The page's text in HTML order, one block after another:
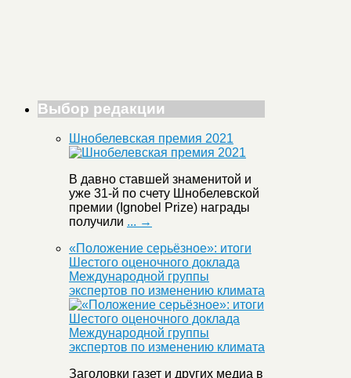
Выбор редакции
Шнобелевская премия 2021
В давно ставшей знаменитой и
уже 31-й по счету Шнобелевской
премии (Ignobel Prize) награды
получили ... →
«Положение серьёзное»: итоги
Шестого оценочного доклада
Международной группы
экспертов по изменению климата
Заголовки газет и других медиа в